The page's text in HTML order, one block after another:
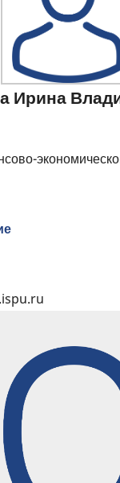
Ирина